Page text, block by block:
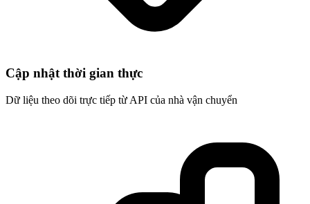
Cập nhật thời gian thực
Dữ liệu theo dõi trực tiếp từ API của nhà vận chuyển